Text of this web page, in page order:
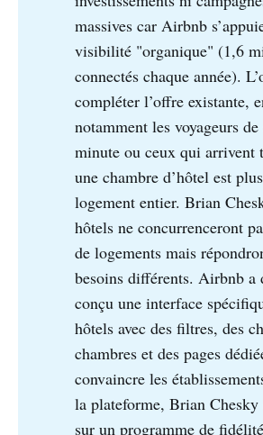
massives car Airbnb
visibilité "organique" (1,6
connectés chaque année).
compléter l’offre existante,
notamment les voyageurs
minute ou ceux qui arrivent
une chambre d’hôtel est
logement entier. Brian
hôtels ne concurrenceront
de logements mais
besoins différents. Airbnb a
conçu une interface
hôtels avec des filtres, des
chambres et des pages
convaincre les
la plateforme, Brian
sur un programme de